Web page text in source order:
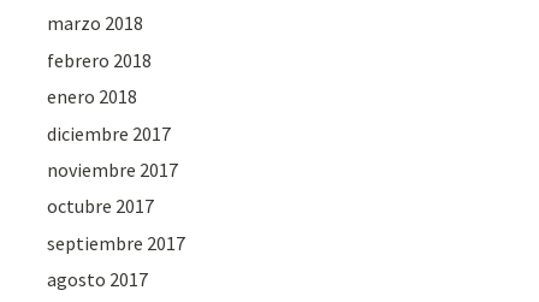
marzo 2018
febrero 2018
enero 2018
diciembre 2017
noviembre 2017
octubre 2017
septiembre 2017
agosto 2017